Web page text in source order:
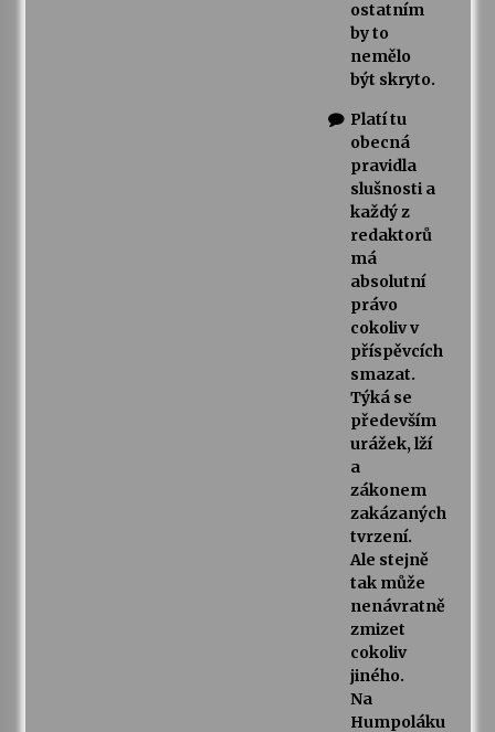
ostatním
by to
nemělo
být skryto.
Platí tu
obecná
pravidla
slušnosti a
každý z
redaktorů
má
absolutní
právo
cokoliv v
příspěvcích
smazat.
Týká se
především
urážek, lží
a
zákonem
zakázaných
tvrzení.
Ale stejně
tak může
nenávratně
zmizet
cokoliv
jiného.
Na
Humpoláku